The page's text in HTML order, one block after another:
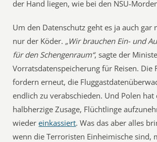
der Hand liegen, wie bei den NSU-
Um den Datenschutz geht es ja auch gar
nur der Köder. „Wir brauchen Ein- und
für den Schengenraum“, sagte der
Vorratsdatenspeicherung für Reisen. Die
fordern erneut, die
endlich zu verabschieden. Und Polen hat
halbherzige Zusage, Flüchtlinge
wiedereinkassiert. Was das aber alles
wenn die Terroristen Einheimische sind,